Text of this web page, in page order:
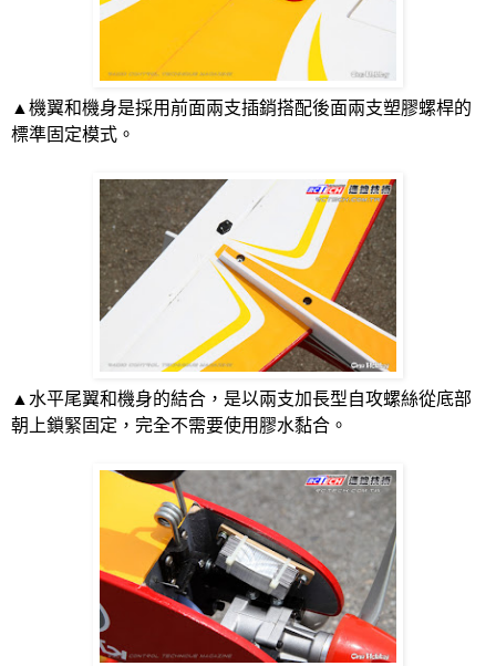
▲機翼和機身是採用前面兩支插銷搭配後面兩支塑膠螺桿的
標準固定模式。
▲水平尾翼和機身的結合，是以兩支加長型自攻螺絲從底部
朝上鎖緊固定，完全不需要使用膠水黏合。